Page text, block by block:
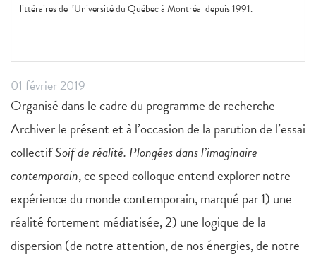
littéraires de l’Université du Québec à Montréal depuis 1991.
01 février 2019
Organisé dans le cadre du programme de recherche
Archiver le présent et à l’occasion de la parution de l’essai
collectifSoif de réalité. Plongées dans l’imaginaire
contemporain, ce speed colloque entend explorer notre
expérience du monde contemporain, marqué par 1) une
réalité fortement médiatisée, 2) une logique de la
dispersion (de notre attention, de nos énergies, de notre